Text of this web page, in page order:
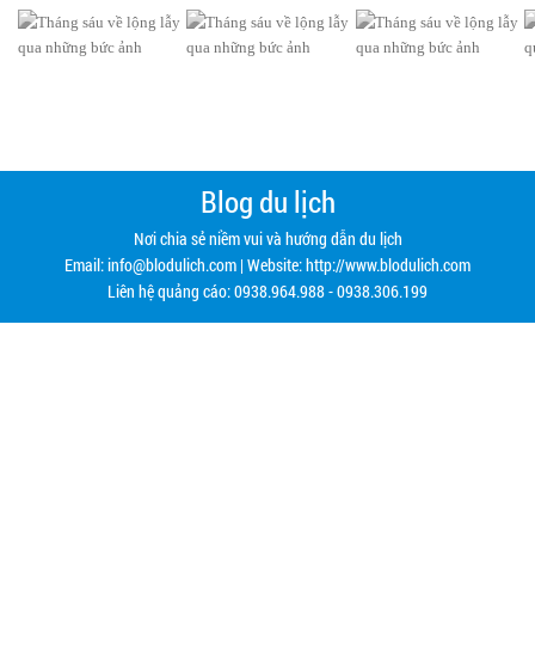
Blog du lịch
Nơi chia sẻ niềm vui và hướng dẫn du lịch
Email:info@blodulich.com | Website: http://www.blodulich.com
Liên hệ quảng cáo: 0938.964.988 - 0938.306.199